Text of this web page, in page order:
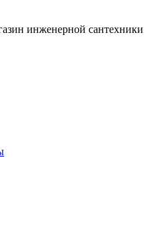
инженерной сантехники